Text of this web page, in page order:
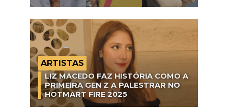
ARTISTAS
LIZ MACEDO FAZ HISTÓRIA COMO A
PRIMEIRA GEN Z A PALESTRAR NO
HOTMART FIRE 2025